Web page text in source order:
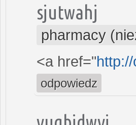
sjutwahj
pharmacy
<a href="
odpowiedz